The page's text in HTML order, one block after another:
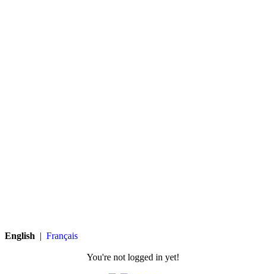
English | Français
You're not logged in yet!